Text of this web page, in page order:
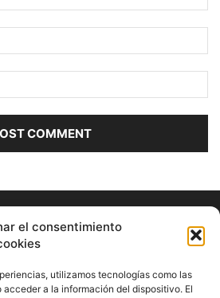
el consentimiento
utilizamos tecnologías como las
a la información del dispositivo. El